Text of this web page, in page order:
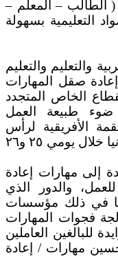
( الطالب – المعلم –
التعليمية بسهولة
والتعليم والتعليم
صقل المهارات
الخاص المتجدد
طبيعة العمل
الأفريقية لرأس
المال البشري 2023، المنعقدة بتنزانيا خلال يومي ٢٥ و٢٦
إلى مهارات إعادة
والدور الذي
في ذلك مؤسسات
فجوات المهارات
للبالغين العاملين
مهارات / إعادة